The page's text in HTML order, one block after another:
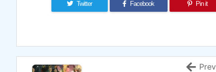
Twitter Facebook Pin it
Prev